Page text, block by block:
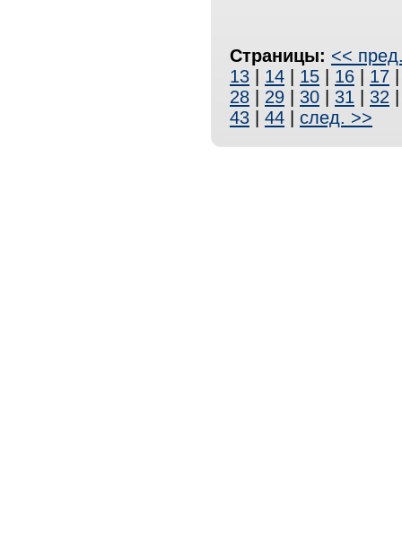
Страницы: <<
13
14 15 16 17
28
29 30 31 32
43
44 след. >>